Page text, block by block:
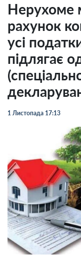
Нерухоме
рахунок
усі
підлягає
1 Листопада 17:13